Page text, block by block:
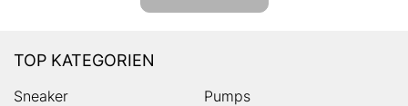
TOP KATEGORIEN
Sneaker
Pumps